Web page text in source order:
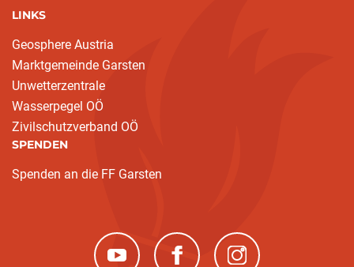
LINKS
Geosphere Austria
Marktgemeinde Garsten
Unwetterzentrale
Wasserpegel OÖ
Zivilschutzverband OÖ
SPENDEN
Spenden an die FF Garsten